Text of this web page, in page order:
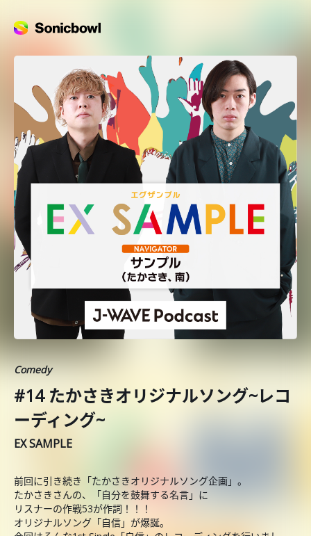
Comedy
#14 たかさきオリジナルソング~レコ
ーディング~
EX SAMPLE
前回に引き続き「たかさきオリジナルソング企画」。
たかさきさんの、「自分を鼓舞する名言」に
リスナーの作戦53が作詞！！！
オリジナルソング「自信」が爆誕。